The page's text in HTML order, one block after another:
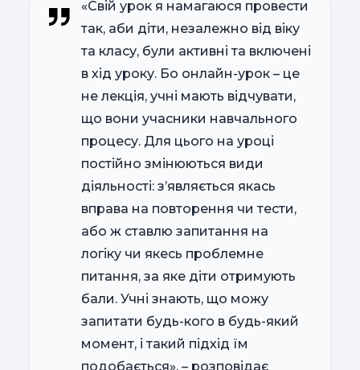
«Свій урок я намагаюся провести
так, аби діти, незалежно від віку
та класу, були активні та включені
в хід уроку. Бо онлайн-урок – це
не лекція, учні мають відчувати,
що вони учасники навчального
процесу. Для цього на уроці
постійно змінюються види
діяльності: з’являється якась
вправа на повторення чи тести,
або ж ставлю запитання на
логіку чи якесь проблемне
питання, за яке діти отримують
бали. Учні знають, що можу
запитати будь-кого в будь-який
момент, і такий підхід їм
подобається», – розповідає